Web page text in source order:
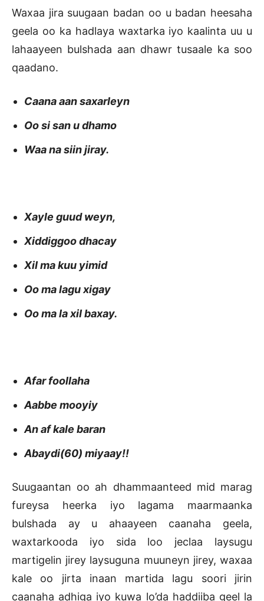
Waxaa jira suugaan badan oo u badan heesaha
geela oo ka hadlaya waxtarka iyo kaalinta uu u
lahaayeen bulshada aan dhawr tusaale ka soo
qaadano.
Caana aan saxarleyn
Oo si san u dhamo
Waa na siin jiray.
Xayle guud weyn,
Xiddiggoo dhacay
XiI ma kuu yimid
Oo ma lagu xigay
Oo ma la xiI baxay.
Afar foollaha
Aabbe mooyiy
An af kale baran
Abaydi(60) miyaay!!
Suugaantan oo ah dhammaanteed mid marag
fureysa heerka iyo lagama maarmaanka
bulshada ay u ahaayeen caanaha geela,
waxtarkooda iyo sida loo jeclaa laysugu
martigelin jirey laysuguna muuneyn jirey, waxaa
kale oo jirta inaan martida lagu soori jirin
caanaha adhiga iyo kuwa lo’da haddiiba geel la